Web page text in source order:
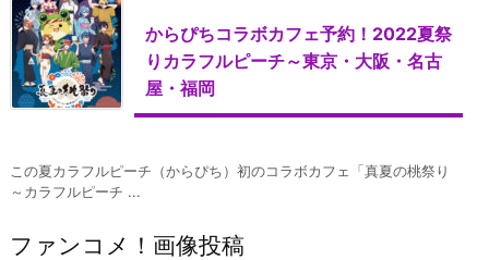
からぴちコラボカフェ予約！2022夏祭
りカラフルピーチ～東京・大阪・名古
屋・福岡
この夏カラフルピーチ（からぴち）初のコラボカフェ「真夏の桃祭り
～カラフルピーチ ...
ファンコメ！画像投稿